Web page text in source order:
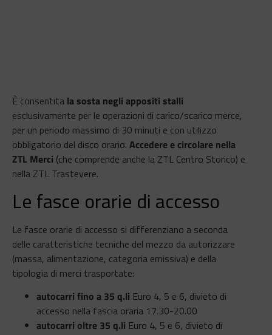
È consentita la sosta negli appositi stalli
esclusivamente per le operazioni di carico/scarico merce,
per un periodo massimo di 30 minuti e con utilizzo
obbligatorio del disco orario. Accedere e circolare nella
ZTL Merci (che comprende anche la ZTL Centro Storico) e
nella ZTL Trastevere.
Le fasce orarie di accesso
Le fasce orarie di accesso si differenziano a seconda
delle caratteristiche tecniche del mezzo da autorizzare
(massa, alimentazione, categoria emissiva) e della
tipologia di merci trasportate:
autocarri fino a 35 q.li Euro 4, 5 e 6, divieto di
accesso nella fascia oraria 17.30-20.00
autocarri oltre 35 q.li Euro 4, 5 e 6, divieto di